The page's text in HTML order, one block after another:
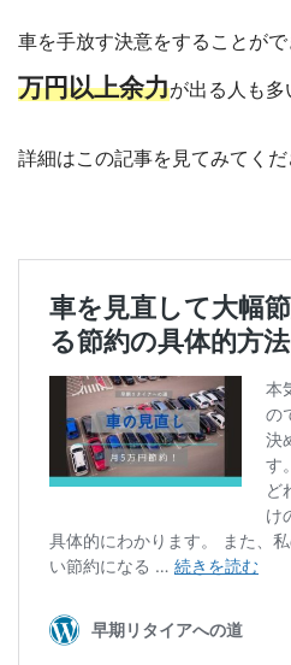
車を手放す決意をすることが
万円以上余力が出る人も多
詳細はこの記事を見てみてくだ